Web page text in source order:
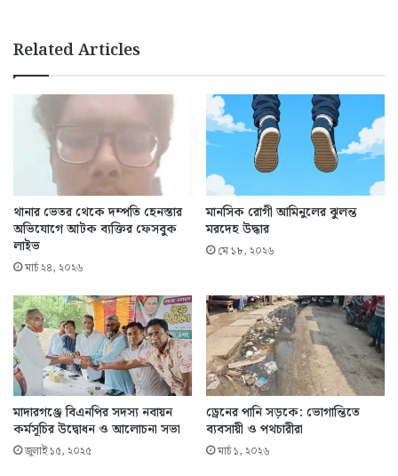
Related Articles
থানার ভেতর থেকে দম্পতি হেনস্তার
অভিযোগে আটক ব্যক্তির ফেসবুক
লাইভ
মার্চ ২৪, ২০২৬
মানসিক রোগী আমিনুলের ঝুলন্ত
মরদেহ উদ্ধার
মে ১৮, ২০২৬
মাদারগঞ্জে বিএনপির সদস্য নবায়ন
কর্মসূচির উদ্বোধন ও আলোচনা সভা
জুলাই ১৫, ২০২৫
ড্রেনের পানি সড়কে: ভোগান্তিতে
ব্যবসায়ী ও পথচারীরা
মার্চ ১, ২০২৬